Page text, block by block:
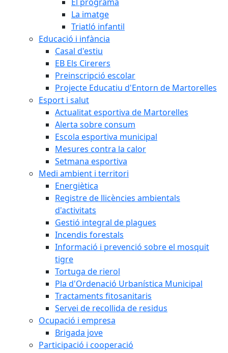
La imatge
Triatló infantil
Educació i infància
Casal d'estiu
EB Els Cirerers
Preinscripció escolar
Projecte Educatiu d'Entorn de Martorelles
Esport i salut
Actualitat esportiva de Martorelles
Alerta sobre consum
Escola esportiva municipal
Mesures contra la calor
Setmana esportiva
Medi ambient i territori
Energiètica
Registre de llicències ambientals
d'activitats
Gestió integral de plagues
Incendis forestals
Informació i prevenció sobre el mosquit
tigre
Tortuga de rierol
Pla d'Ordenació Urbanística Municipal
Tractaments fitosanitaris
Servei de recollida de residus
Ocupació i empresa
Brigada jove
Participació i cooperació